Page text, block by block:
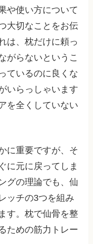
や使い方について
大切なことをお伝
は、枕だけに頼っ
がらないというこ
ているのに良くな
いらっしゃいます
を全くしていない
に重要ですが、そ
に元に戻ってしま
グの理論でも、仙
ッチの3つを組み
す。枕で仙骨を整
ための筋力トレー